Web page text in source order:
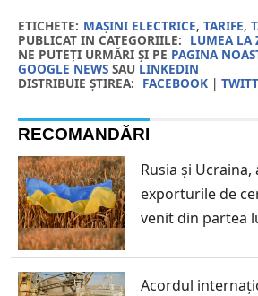
ETICHETE: MAȘINI ELECTRICE, TARIFE,
PUBLICAT IN CATEGORIILE: LUMEA LA
NE PUTEȚI URMĂRI ȘI PE PAGINA
GOOGLE NEWSSAU LINKEDIN
DISTRIBUIE ȘTIREA: FACEBOOK|
RECOMANDĂRI
Rusia și
exporturile de
venit din partea
Acordul